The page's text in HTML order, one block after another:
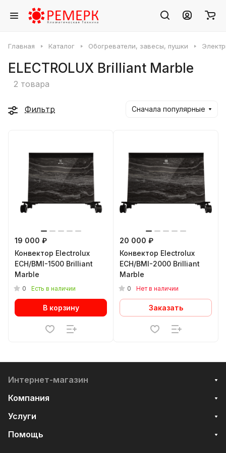
Главная Каталог Обогреватели, завесы, пушки
ELECTROLUX Brilliant Marble
2 товара
Фильтр Сначала популярные
19 000 ₽
Конвектор Electrolux
ECH/BMI-1500 Brilliant
Marble
0 Есть в наличии
В корзину
20 000 ₽
Конвектор Electrolux
ECH/BMI-2000 Brilliant
Marble
0 Нет в наличии
Заказать
Интернет-магазин
Компания
Услуги
Помощь